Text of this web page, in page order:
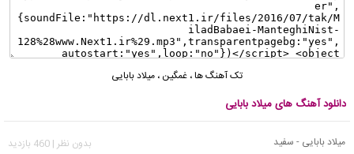
تک آهنگ ها، غمگین ، میلاد بابایی
دانلود آهنگ های میلاد بابایی
میلاد بابایی - سفید
بدون نظر | 460 بازدید